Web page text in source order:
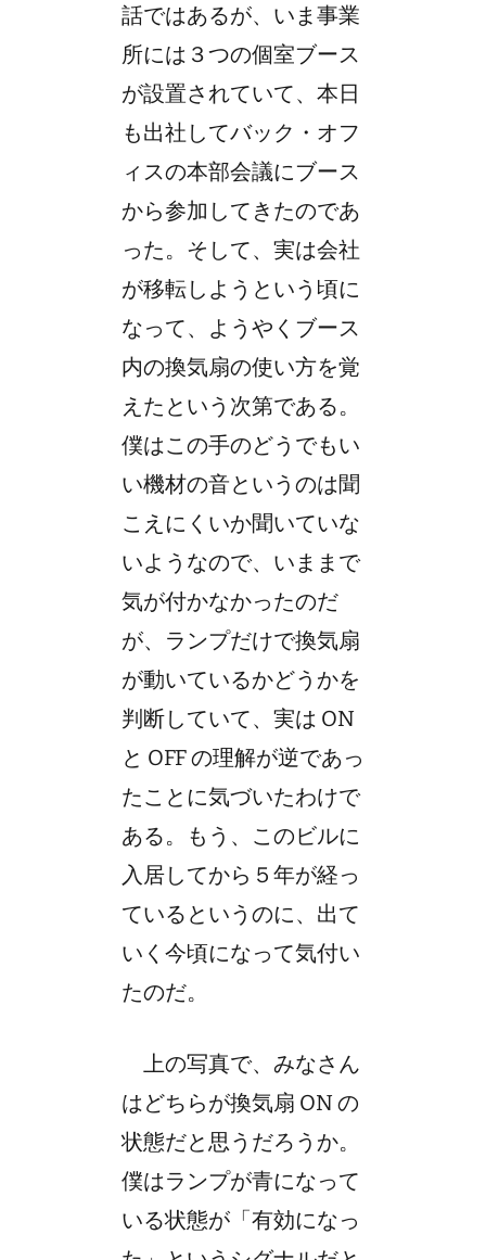
話ではあるが、いま事業
所には３つの個室ブース
が設置されていて、本日
も出社してバック・オフ
ィスの本部会議にブース
から参加してきたのであ
った。そして、実は会社
が移転しようという頃に
なって、ようやくブース
内の換気扇の使い方を覚
えたという次第である。
僕はこの手のどうでもい
い機材の音というのは聞
こえにくいか聞いていな
いようなので、いままで
気が付かなかったのだ
が、ランプだけで換気扇
が動いているかどうかを
判断していて、実は ON
と OFF の理解が逆であっ
たことに気づいたわけで
ある。もう、このビルに
入居してから５年が経っ
ているというのに、出て
いく今頃になって気付い
たのだ。
上の写真で、みなさん
はどちらが換気扇 ON の
状態だと思うだろうか。
僕はランプが青になって
いる状態が「有効になっ